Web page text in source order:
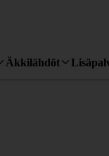
Äkkilähdöt